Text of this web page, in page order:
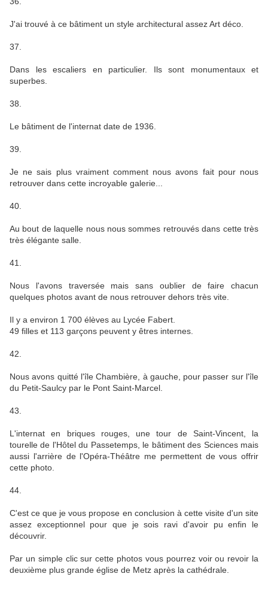
J'ai trouvé à ce bâtiment un style architectural assez Art déco.
37.
Dans les escaliers en particulier. Ils sont monumentaux et
superbes.
38.
Le bâtiment de l'internat date de 1936.
39.
Je ne sais plus vraiment comment nous avons fait pour nous
retrouver dans cette incroyable galerie...
40.
Au bout de laquelle nous nous sommes retrouvés dans cette très
très élégante salle.
41.
Nous l'avons traversée mais sans oublier de faire chacun
quelques photos avant de nous retrouver dehors très vite.
Il y a environ 1 700 élèves au Lycée Fabert.
49 filles et 113 garçons peuvent y êtres internes.
42.
Nous avons quitté l'île Chambière, à gauche, pour passer sur l'île
du Petit-Saulcy par le Pont Saint-Marcel.
43.
L'internat en briques rouges, une tour de Saint-Vincent, la
tourelle de l'Hôtel du Passetemps, le bâtiment des Sciences mais
aussi l'arrière de l'Opéra-Théâtre me permettent de vous offrir
cette photo.
44.
C'est ce que je vous propose en conclusion à cette visite d'un site
assez exceptionnel pour que je sois ravi d'avoir pu enfin le
découvrir.
Par un simple clic sur cette photos vous pourrez voir ou revoir la
deuxième plus grande église de Metz après la cathédrale.